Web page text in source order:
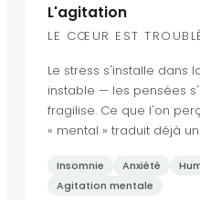
L'agitation
LE CŒUR EST
Le stress s'installe dans
instable — les pensées
fragilise. Ce que l'on
« mental » traduit déjà
Insomnie Anxiété
Agitation mentale